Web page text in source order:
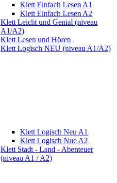
Klett Einfach Lesen A1
Klett Einfach Lesen A2
Klett Leicht und Genial (niveau
A1/A2)
Klett Lesen und Hören
Klett Logisch NEU (niveau A1/A2)
Klett Logisch Neu A1
Klett Logisch Nue A2
Klett Stadt - Land - Abenteuer
(niveau A1 / A2)